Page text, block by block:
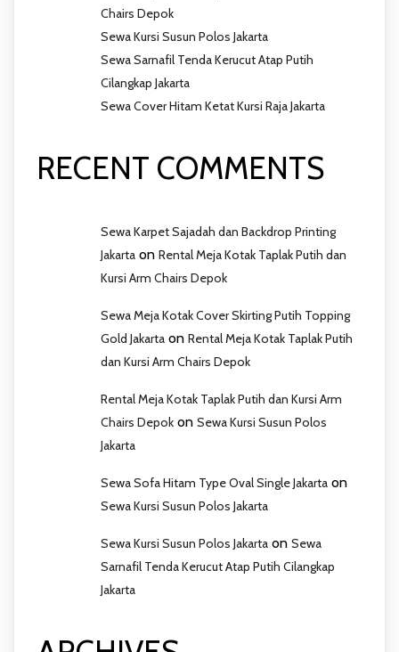
Chairs Depok
Sewa Kursi Susun Polos Jakarta
Sewa Sarnafil Tenda Kerucut Atap Putih
Cilangkap Jakarta
Sewa Cover Hitam Ketat Kursi Raja Jakarta
RECENT COMMENTS
Sewa Karpet Sajadah dan Backdrop Printing
Jakarta on Rental Meja Kotak Taplak Putih dan
Kursi Arm Chairs Depok
Sewa Meja Kotak Cover Skirting Putih Topping
Gold Jakarta on Rental Meja Kotak Taplak Putih
dan Kursi Arm Chairs Depok
Rental Meja Kotak Taplak Putih dan Kursi Arm
Chairs Depok on Sewa Kursi Susun Polos
Jakarta
Sewa Sofa Hitam Type Oval Single Jakarta on
Sewa Kursi Susun Polos Jakarta
Sewa Kursi Susun Polos Jakarta on Sewa
Sarnafil Tenda Kerucut Atap Putih Cilangkap
Jakarta